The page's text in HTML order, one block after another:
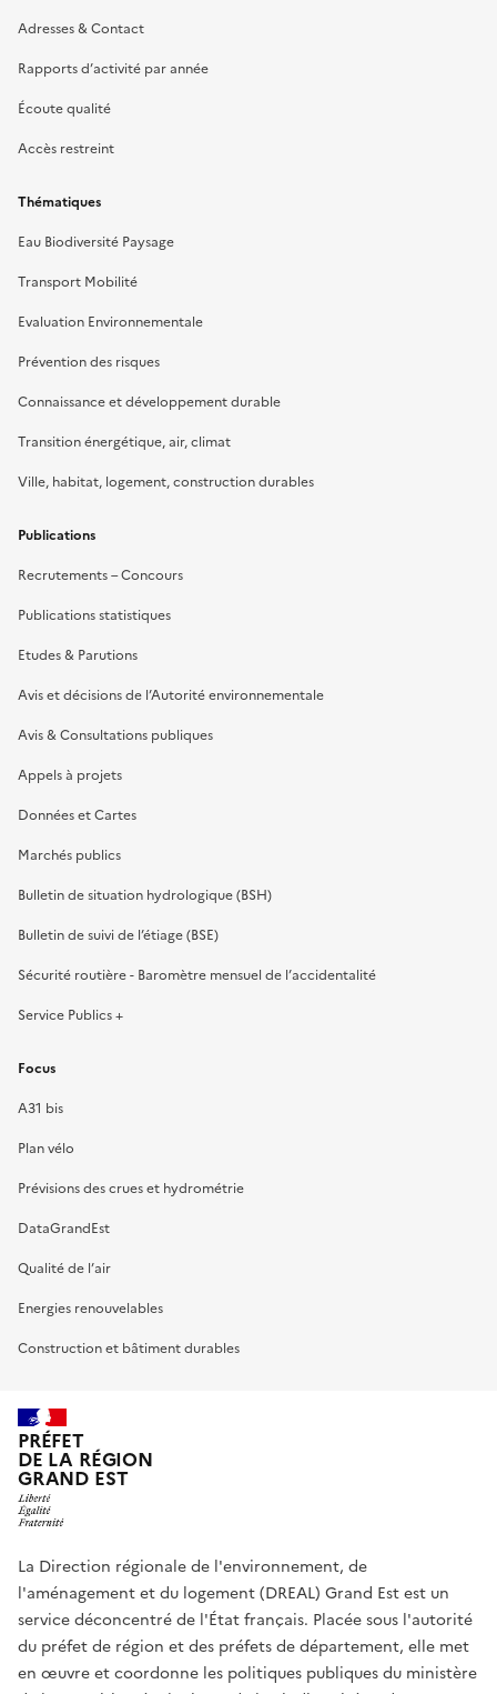
Adresses & Contact
Rapports d’activité par année
Écoute qualité
Accès restreint
Thématiques
Eau Biodiversité Paysage
Transport Mobilité
Evaluation Environnementale
Prévention des risques
Connaissance et développement durable
Transition énergétique, air, climat
Ville, habitat, logement, construction durables
Publications
Recrutements – Concours
Publications statistiques
Etudes & Parutions
Avis et décisions de l’Autorité environnementale
Avis & Consultations publiques
Appels à projets
Données et Cartes
Marchés publics
Bulletin de situation hydrologique (BSH)
Bulletin de suivi de l’étiage (BSE)
Sécurité routière - Baromètre mensuel de l’accidentalité
Service Publics +
Focus
A31 bis
Plan vélo
Prévisions des crues et hydrométrie
DataGrandEst
Qualité de l’air
Energies renouvelables
Construction et bâtiment durables
PRÉFET
DE LA RÉGION
GRAND EST
La Direction régionale de l'environnement, de
l'aménagement et du logement (DREAL) Grand Est est un
service déconcentré de l'État français. Placée sous l'autorité
du préfet de région et des préfets de département, elle met
en œuvre et coordonne les politiques publiques du ministère